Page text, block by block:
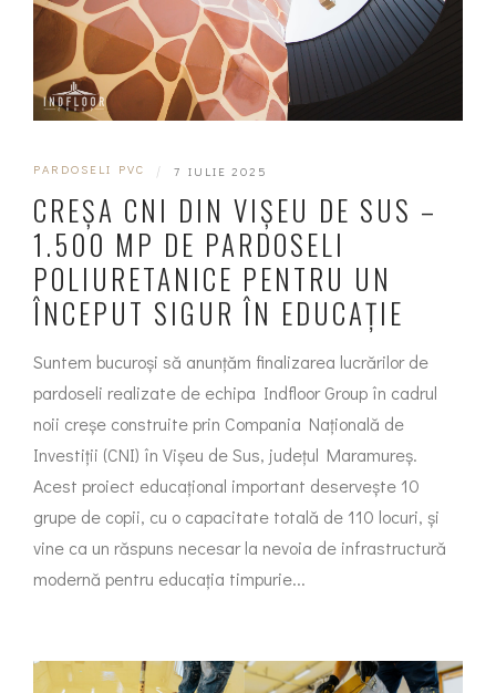
PARDOSELI PVC | 7 IULIE 2025
CREȘA CNI DIN VIȘEU DE SUS –
1.500 MP DE PARDOSELI
POLIURETANICE PENTRU UN
ÎNCEPUT SIGUR ÎN EDUCAȚIE
Suntem bucuroși să anunțăm finalizarea lucrărilor de
pardoseli realizate de echipa Indfloor Group în cadrul
noii creșe construite prin Compania Națională de
Investiții (CNI) în Vișeu de Sus, județul Maramureș.
Acest proiect educațional important deservește 10
grupe de copii, cu o capacitate totală de 110 locuri, și
vine ca un răspuns necesar la nevoia de infrastructură
modernă pentru educația timpurie...